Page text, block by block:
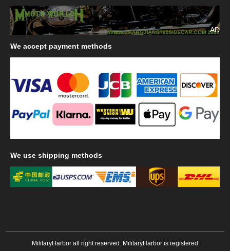
AD
We accept payment methods
We use shipping methods
MilitaryHarbor all right reserved. MilitaryHarbor is registered